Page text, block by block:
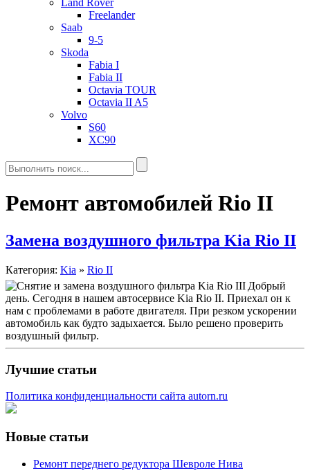
Land Rover
Freelander
Saab
9-5
Skoda
Fabia I
Fabia II
Octavia TOUR
Octavia II A5
Volvo
S60
XC90
Ремонт автомобилей Rio II
Замена воздушного фильтра Kia Rio II
Категория: Kia » Rio II
Добрый
день. Сегодня в нашем автосервисе Kia Rio II. Приехал он к
нам с проблемами в работе двигателя. При резком ускорении
автомобиль как будто задыхается. Было решено проверить
воздушный фильтр.
Лучшие статьи
Политика конфиденциальности сайта autorn.ru
Новые статьи
Ремонт переднего редуктора Шевроле Нива